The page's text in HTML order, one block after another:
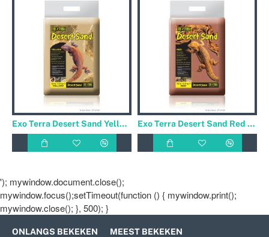
Exo Terra Desert Sand Yellow 4.5 kg Exo Terra Desert Sand Red 4.5 kg
'); mywindow.document.close();
mywindow.focus();setTimeout(function () { mywindow.print();
mywindow.close(); }, 500); }
ONLANGS BEKEKEN MEEST BEKEKEN